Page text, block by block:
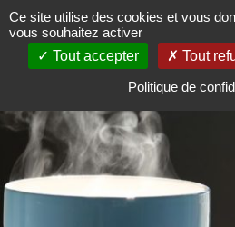
Ce site utilise des cookies et vous
vous souhaitez activer
Tout accepter
Tout
Politique de